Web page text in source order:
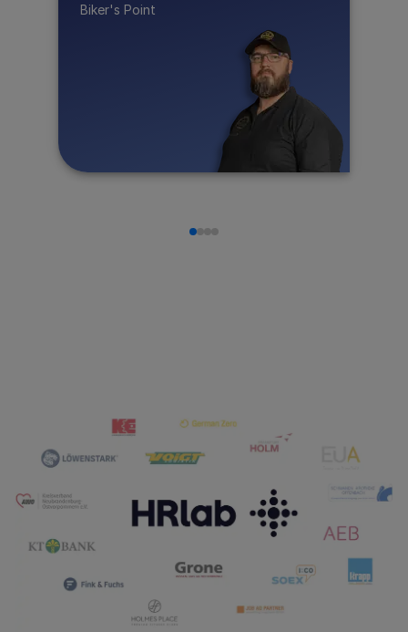
Biker's Point